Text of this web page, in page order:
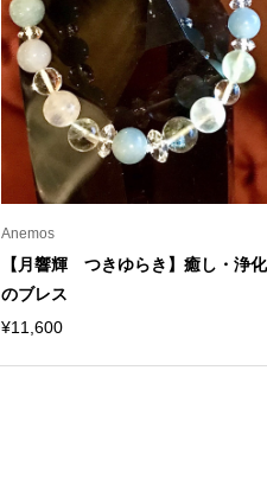
Anemos
【月響輝 つきゆらき】癒し・浄化
のブレス
¥11,600